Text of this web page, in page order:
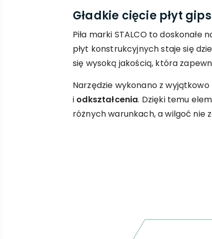
Gładkie cięcie płyt
Piła marki STALCO to
płyt konstrukcyjnych staje się
się wysoką jakością, która
Narzędzie wykonano z wyjątkowo
i odkształcenia. Dzięki temu
różnych warunkach, a wilgoć nie